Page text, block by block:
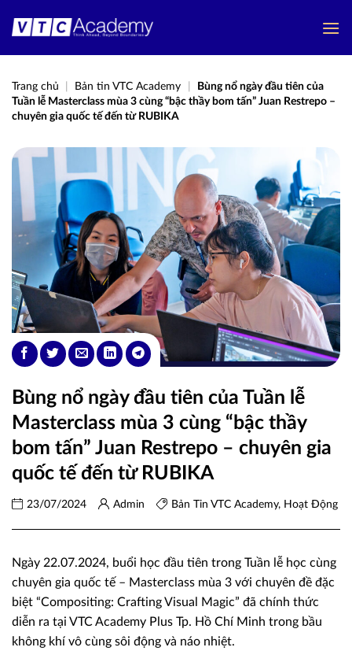
qua
Trang chủ Bản tin VTC Academy
Bùng nổ ngày đầu tiên của
Tuần lễ Masterclass mùa 3 cùng “bậc thầy bom tấn” Juan Restrepo –
chuyên gia quốc tế đến từ RUBIKA
Bùng nổ ngày đầu tiên của Tuần lễ
Masterclass mùa 3 cùng “bậc thầy
bom tấn” Juan Restrepo – chuyên gia
quốc tế đến từ RUBIKA
23/07/2024 Admin Bản Tin VTC Academy, Hoạt Động
Ngày 22.07.2024, buổi học đầu tiên trong Tuần lễ học cùng
chuyên gia quốc tế – Masterclass mùa 3 với chuyên đề đặc
biệt “Compositing: Crafting Visual Magic” đã chính thức
diễn ra tại VTC Academy Plus Tp. Hồ Chí Minh trong bầu
không khí vô cùng sôi động và náo nhiệt.